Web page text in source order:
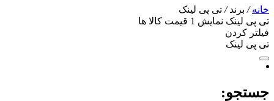
خانه/ برند/ تی پی لینک
تی پی لینک نمایش 1 قیمت کالا ها
فیلتر کردن
تی پی لینک
جستجو: